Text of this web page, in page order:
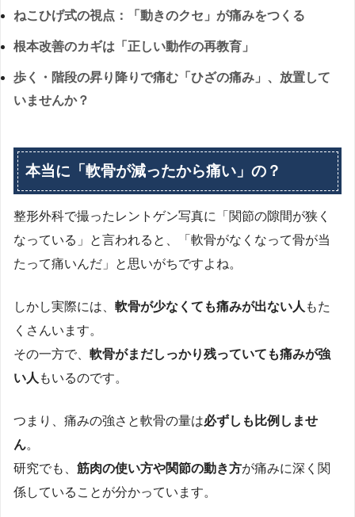
ねこひげ式の視点：「動きのクセ」が痛みをつくる
根本改善のカギは「正しい動作の再教育」
歩く・階段の昇り降りで痛む「ひざの痛み」、放置して
いませんか？
本当に「軟骨が減ったから痛い」の？
整形外科で撮ったレントゲン写真に「関節の隙間が狭く
なっている」と言われると、「軟骨がなくなって骨が当
たって痛いんだ」と思いがちですよね。
しかし実際には、 軟骨が少なくても痛みが出ない人 もた
くさんいます。
その一方で、 軟骨がまだしっかり残っていても痛みが強
い人 もいるのです。
つまり、痛みの強さと軟骨の量は必ずしも比例しませ
ん。
研究でも、 筋肉の使い方や関節の動き方が痛みに深く関
係していることが分かっています。